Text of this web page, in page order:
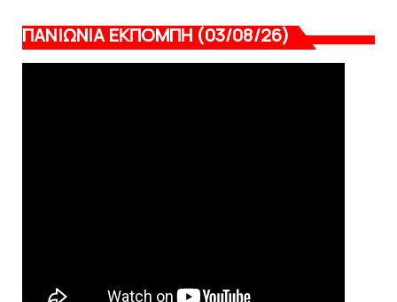
ΠΑΝΙΩΝΙΑ ΕΚΠΟΜΠΗ (03/08/26)